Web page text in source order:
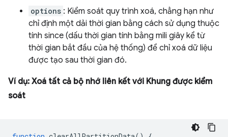
options : Kiểm soát quy trình xoá, chẳng hạn như
chỉ định một dải thời gian bằng cách sử dụng thuộc
tính since (dấu thời gian tính bằng mili giây kể từ
thời gian bắt đầu của hệ thống) để chỉ xoá dữ liệu
được tạo sau thời gian đó.
Ví dụ: Xoá tất cả bộ nhớ liên kết với Khung được kiểm
soát